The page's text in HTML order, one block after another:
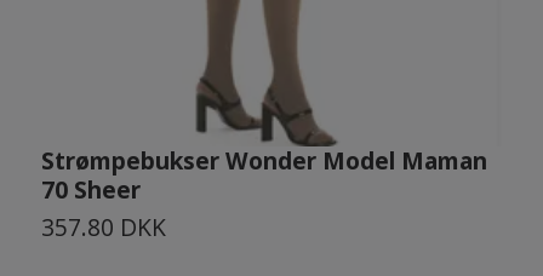
Strømpebukser Wonder Model Maman
70 Sheer
357.80 DKK